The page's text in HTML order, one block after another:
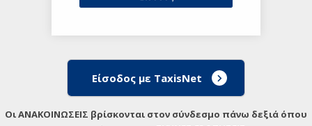
Είσοδος με TaxisNet
Οι ΑΝΑΚΟΙΝΩΣΕΙΣ βρίσκονται στον σύνδεσμο πάνω δεξιά όπου